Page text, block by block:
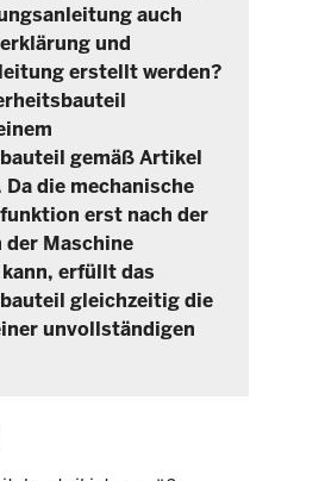
auch
und
erstellt werden?
gemäß Artikel
Da die mechanische
erst nach der
der Maschine
erfüllt das
gleichzeitig die
unvollständigen